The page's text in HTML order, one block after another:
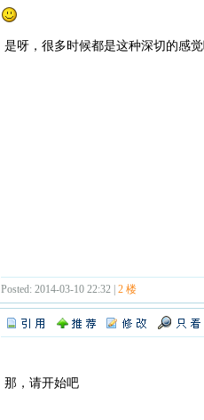
是呀，很多时候都是这种深切的感
Posted: 2014-03-10 22:32 | 2 楼
那，请开始吧